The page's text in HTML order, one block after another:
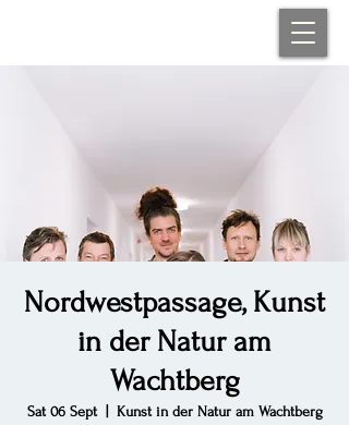
Nordwestpassage, Kunst
in der Natur am
Wachtberg
Sat 06 Sept
  |
Kunst in der Natur am Wachtberg